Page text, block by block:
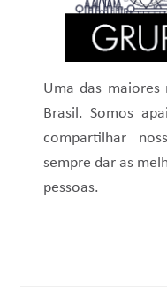
Uma das maiores
Brasil. Somos
compartilhar
sempre dar as
pessoas.